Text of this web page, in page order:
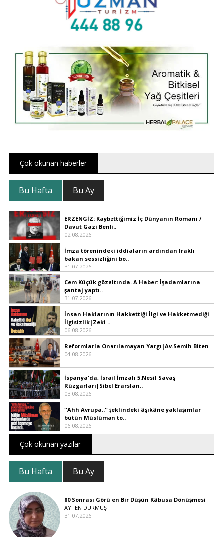
Çok okunan haberler
Bu Hafta Bu Ay
ERZENGİZ: Kaybettiğimiz İç Dünyanın Romanı /
Davut Gazi Benli..
02.08.2026
İmza törenindeki iddiaların ardından Iraklı
bakan sessizliğini bo..
31.07.2026
Cem Küçük gözaltında. A Haber: İşadamlarına
şantaj yaptı..
31.07.2026
İnsan Haklarının Hakkettiği İlgi ve Hakketmediği
İlgisizlik|Zeki ..
06.08.2026
Reformlarla Onarılamayan Yargı|Av.Semih Biten
04.08.2026
İspanya'da, İsrail İmzalı 5.Nesil Savaş
Rüzgarları|Sibel Erarslan..
03.08.2026
''Ahh Avrupa..'' şeklindeki âşıkâne yaklaşımlar
bütün Müslüman to..
06.08.2026
Çok okunan yazılar
Bu Hafta Bu Ay
80 Sonrası Görülen Bir Düşün Kâbusa Dönüşmesi
AYTEN DURMUŞ
31.07.2026